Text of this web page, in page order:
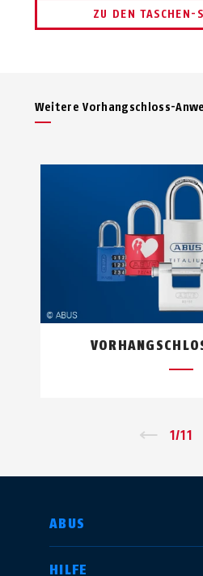
ZU DEN TASCHEN-
Weitere Vor­hang­schloss-
1/11
ABUS
HILFE
LAND AUSWÄHLEN